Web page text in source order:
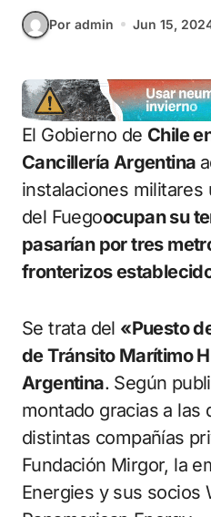
Por admin Jun 15,
El Gobierno de Chile
Cancillería Argentina
instalaciones militares
del Fuegoocupan su
pasarían por tres
fronterizos
Se trata del «Puesto
de Tránsito Marítimo
Argentina. Según
montado gracias a las
distintas compañías
Fundación Mirgor, la
Energies y sus socios